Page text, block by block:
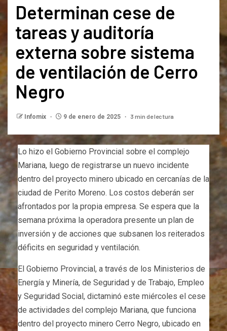
Determinan cese de
tareas y auditoría
externa sobre sistema
de ventilación de Cerro
Negro
Infomix 9 de enero de 2025 3 min de lectura
Lo hizo el Gobierno Provincial sobre el complejo
Mariana, luego de registrarse un nuevo incidente
dentro del proyecto minero ubicado en cercanías de la
ciudad de Perito Moreno. Los costos deberán ser
afrontados por la propia empresa. Se espera que la
semana próxima la operadora presente un plan de
inversión y de acciones que subsanen los reiterados
déficits en seguridad y ventilación.
El Gobierno Provincial, a través de los Ministerios de
Energía y Minería, de Seguridad y de Trabajo, Empleo
y Seguridad Social, dictaminó este miércoles el cese
de actividades del complejo Mariana, que funciona
dentro del proyecto minero Cerro Negro, ubicado en